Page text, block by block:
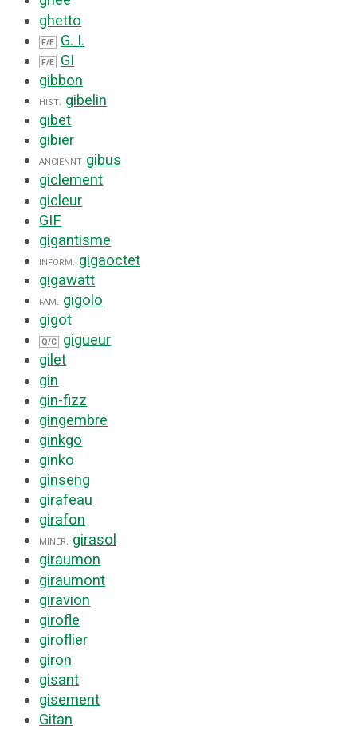
ghetto
F/E G. I.
F/E
GI
gibbon
hist. gibelin
gibet
gibier
anciennt gibus
giclement
gicleur
GIF
gigantisme
inform. gigaoctet
gigawatt
fam. gigolo
gigot
Q/C
gigueur
gilet
gin
gin-fizz
gingembre
ginkgo
ginko
ginseng
girafeau
girafon
minér. girasol
giraumon
giraumont
giravion
girofle
giroflier
giron
gisant
gisement
Gitan